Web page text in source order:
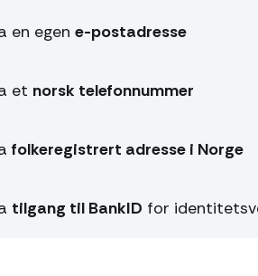
en egen e-postadresse
et norsk telefonnummer
folkeregistrert adresse i Norge
tilgang til BankID for